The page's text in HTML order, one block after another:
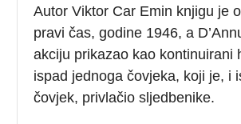
Autor Viktor Car Emin knjigu je
pravi čas, godine 1946, a
akciju prikazao kao kontinuirani
ispad jednoga čovjeka, koji je, i
čovjek, privlačio sljedbenike.